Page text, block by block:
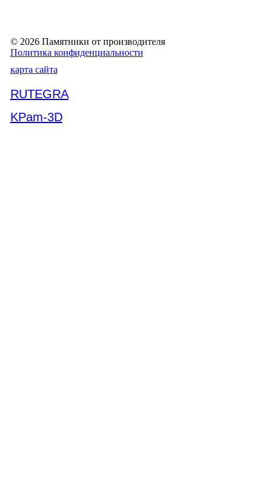
© 2026 Памятники от производителя
Политика конфиденциальности
карта сайта
RUTEGRA
KPam-3D